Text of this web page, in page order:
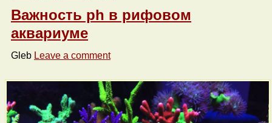
Важность ph в рифовом
аквариуме
Gleb Leave a comment